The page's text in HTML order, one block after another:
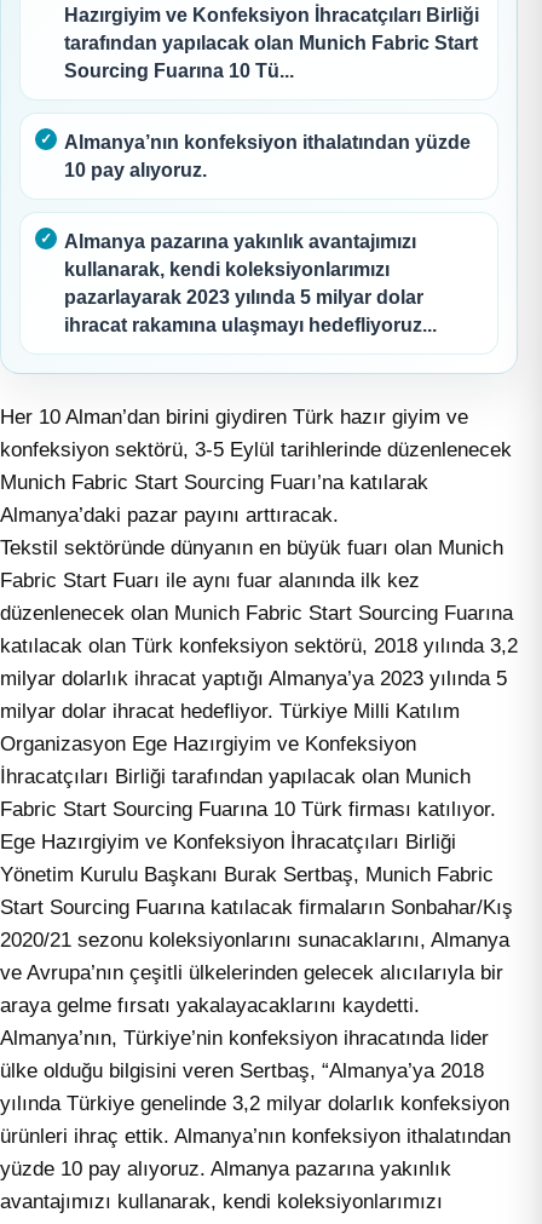
Hazırgiyim ve Konfeksiyon İhracatçıları Birliği
tarafından yapılacak olan Munich Fabric Start
Sourcing Fuarına 10 Tü...
Almanya’nın konfeksiyon ithalatından yüzde
10 pay alıyoruz.
Almanya pazarına yakınlık avantajımızı
kullanarak, kendi koleksiyonlarımızı
pazarlayarak 2023 yılında 5 milyar dolar
ihracat rakamına ulaşmayı hedefliyoruz...
Her 10 Alman’dan birini giydiren Türk hazır giyim ve
konfeksiyon sektörü, 3-5 Eylül tarihlerinde düzenlenecek
Munich Fabric Start Sourcing Fuarı’na katılarak
Almanya’daki pazar payını arttıracak.
Tekstil sektöründe dünyanın en büyük fuarı olan Munich
Fabric Start Fuarı ile aynı fuar alanında ilk kez
düzenlenecek olan Munich Fabric Start Sourcing Fuarına
katılacak olan Türk konfeksiyon sektörü, 2018 yılında 3,2
milyar dolarlık ihracat yaptığı Almanya’ya 2023 yılında 5
milyar dolar ihracat hedefliyor. Türkiye Milli Katılım
Organizasyon Ege Hazırgiyim ve Konfeksiyon
İhracatçıları Birliği tarafından yapılacak olan Munich
Fabric Start Sourcing Fuarına 10 Türk firması katılıyor.
Ege Hazırgiyim ve Konfeksiyon İhracatçıları Birliği
Yönetim Kurulu Başkanı Burak Sertbaş, Munich Fabric
Start Sourcing Fuarına katılacak firmaların Sonbahar/Kış
2020/21 sezonu koleksiyonlarını sunacaklarını, Almanya
ve Avrupa’nın çeşitli ülkelerinden gelecek alıcılarıyla bir
araya gelme fırsatı yakalayacaklarını kaydetti.
Almanya’nın, Türkiye’nin konfeksiyon ihracatında lider
ülke olduğu bilgisini veren Sertbaş, “Almanya’ya 2018
yılında Türkiye genelinde 3,2 milyar dolarlık konfeksiyon
ürünleri ihraç ettik. Almanya’nın konfeksiyon ithalatından
yüzde 10 pay alıyoruz. Almanya pazarına yakınlık
avantajımızı kullanarak, kendi koleksiyonlarımızı